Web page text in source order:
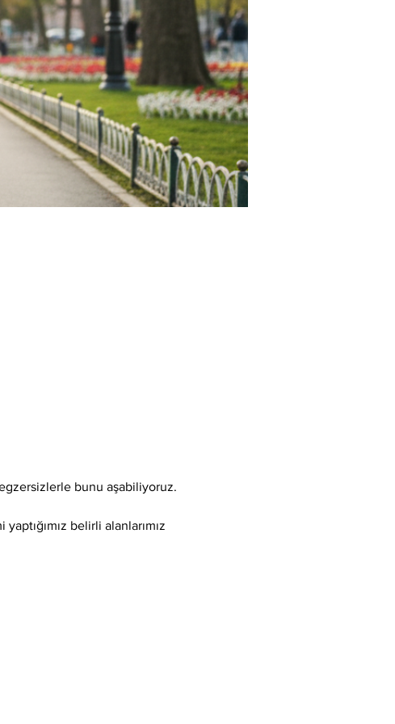
bunu aşabiliyoruz.
belirli alanlarımız